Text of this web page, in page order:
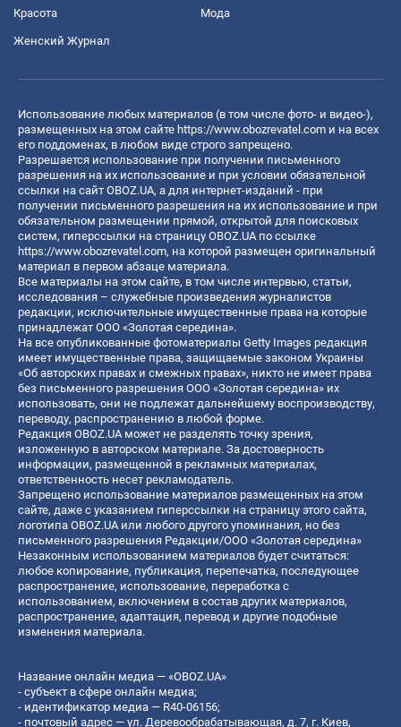
Красота Мода
Женский Журнал
Использование любых материалов (в том числе фото- и видео-),
размещенных на этом сайте https://www.obozrevatel.com и на всех
его поддоменах, в любом виде строго запрещено.
Разрешается использование при получении письменного
разрешения на их использование и при условии обязательной
ссылки на сайт OBOZ.UA, а для интернет-изданий - при
получении письменного разрешения на их использование и при
обязательном размещении прямой, открытой для поисковых
систем, гиперссылки на страницу OBOZ.UA по ссылке
https://www.obozrevatel.com, на которой размещен оригинальный
материал в первом абзаце материала.
Все материалы на этом сайте, в том числе интервью, статьи,
исследования – служебные произведения журналистов
редакции, исключительные имущественные права на которые
принадлежат ООО «Золотая середина».
На все опубликованные фотоматериалы Getty Images редакция
имеет имущественные права, защищаемые законом Украины
«Об авторских правах и смежных правах», никто не имеет права
без письменного разрешения ООО «Золотая середина» их
использовать, они не подлежат дальнейшему воспроизводству,
переводу, распространению в любой форме.
Редакция OBOZ.UA может не разделять точку зрения,
изложенную в авторском материале. За достоверность
информации, размещенной в рекламных материалах,
ответственность несет рекламодатель.
Запрещено использование материалов размещенных на этом
сайте, даже с указанием гиперссылки на страницу этого сайта,
логотипа OBOZ.UA или любого другого упоминания, но без
письменного разрешения Редакции/ООО «Золотая середина»
Незаконным использованием материалов будет считаться:
любое копирование, публикация, перепечатка, последующее
распространение, использование, переработка с
использованием, включением в состав других материалов,
распространение, адаптация, перевод и другие подобные
изменения материала.
Название онлайн медиа — «OBOZ.UA»
- субъект в сфере онлайн медиа;
- идентификатор медиа — R40-06156;
- почтовый адрес — ул. Деревообрабатывающая, д. 7, г. Киев,